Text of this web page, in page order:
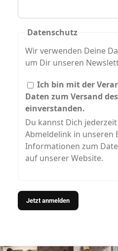
Datenschutz
Wir verwenden Deine
um Dir unseren
Ich bin mit der
Daten zum Versand
einverstanden.
Du kannst Dich
Abmeldelink in unseren
Informationen zum
auf unserer Website.